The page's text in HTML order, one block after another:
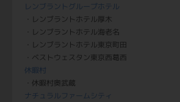
レンブラントグループホテル
・レンブラントホテル厚木
・レンブラントホテル海老名
・レンブラントホテル東京町田
・ベストウェスタン東京西葛西
休暇村
・休暇村奥武蔵
ナチュラルファームシティ